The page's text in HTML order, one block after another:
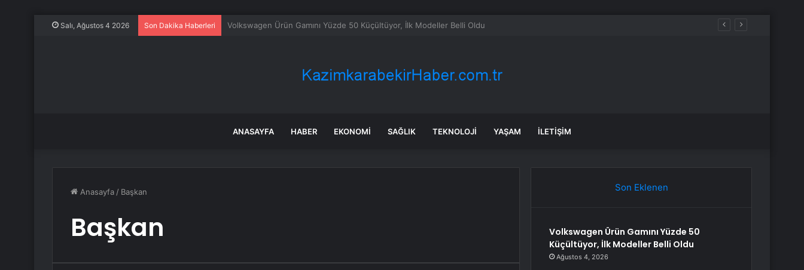
Salı, Ağustos 4 2026 Son Dakika Haberleri Erdoğan: FETÖ tehdidi devam ediyor, rehavete kapılmamalıyız
ANASAYFA HABER EKONOMI SAĞLIK TEKNOLOJI YAŞAM İLETIŞIM
Anasayfa / Başkan
Başkan
Son Eklenen
Volkswagen Ürün Gamını Yüzde 50
Küçültüyor, İlk Modeller Belli Oldu
Ağustos 4, 2026